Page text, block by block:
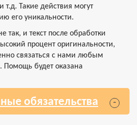
т.д. Такие действия могут
его уникальности.
так, и текст после обработки
процент оригинальности,
связаться с нами любым
будет оказана
обязательства -